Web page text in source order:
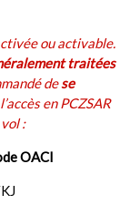
ou activable.
traitées
dese
en PCZSAR
:
OACI